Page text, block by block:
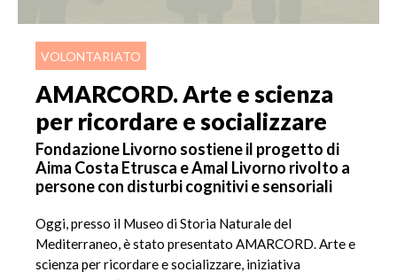
VOLONTARIATO
AMARCORD. Arte e scienza
per ricordare e socializzare
Fondazione Livorno sostiene il progetto di
Aima Costa Etrusca e Amal Livorno rivolto a
persone con disturbi cognitivi e sensoriali
Oggi, presso il Museo di Storia Naturale del
Mediterraneo, è stato presentato AMARCORD. Arte e
scienza per ricordare e socializzare, iniziativa